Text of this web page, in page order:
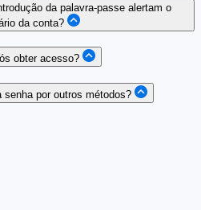
da palavra-passe alertam o
da conta?
obter acesso?
senha por outros métodos?